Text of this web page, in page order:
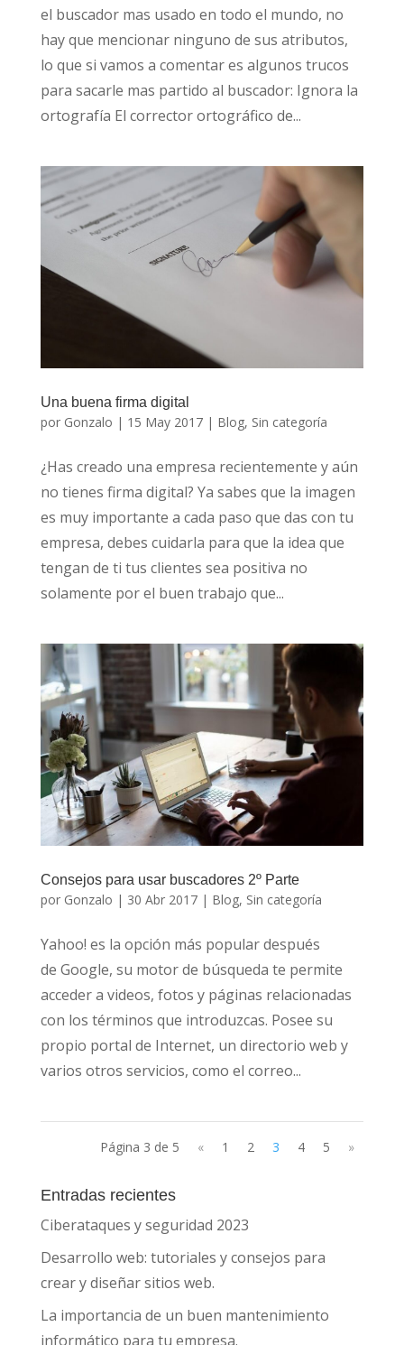
el buscador mas usado en todo el mundo, no
hay que mencionar ninguno de sus atributos,
lo que si vamos a comentar es algunos trucos
para sacarle mas partido al buscador: Ignora la
ortografía El corrector ortográfico de...
Una buena firma digital
por Gonzalo | 15 May 2017| Blog, Sin categoría
¿Has creado una empresa recientemente y aún
no tienes firma digital? Ya sabes que la imagen
es muy importante a cada paso que das con tu
empresa, debes cuidarla para que la idea que
tengan de ti tus clientes sea positiva no
solamente por el buen trabajo que...
Consejos para usar buscadores 2º Parte
por Gonzalo | 30 Abr 2017| Blog, Sin categoría
Yahoo! es la opción más popular después
de Google, su motor de búsqueda te permite
acceder a videos, fotos y páginas relacionadas
con los términos que introduzcas. Posee su
propio portal de Internet, un directorio web y
varios otros servicios, como el correo...
Página 3 de 5 « 1 2 3 4 5 »
Entradas recientes
Ciberataques y seguridad 2023
Desarrollo web: tutoriales y consejos para
crear y diseñar sitios web.
La importancia de un buen mantenimiento
informático para tu empresa.